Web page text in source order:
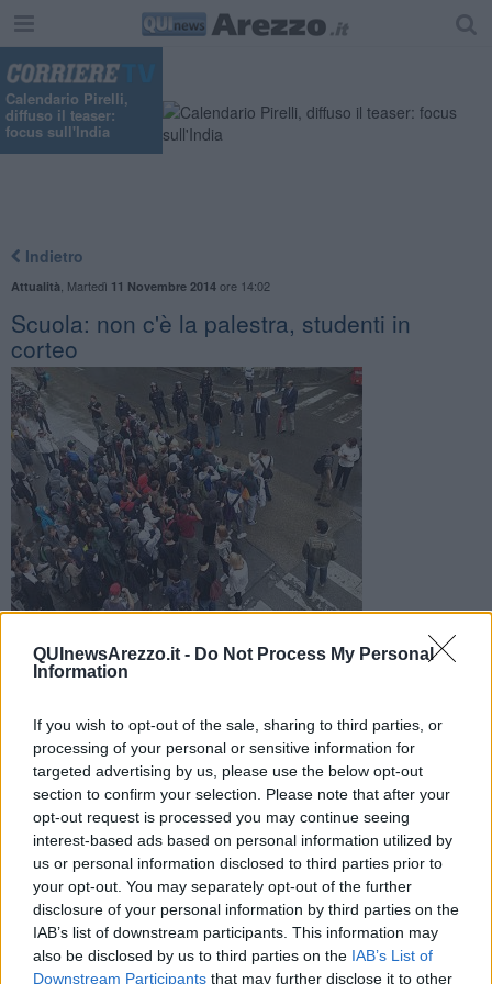
QUInewsArezzo.it - Do Not Process My Personal
Information
If you wish to opt-out of the sale, sharing to third parties, or
processing of your personal or sensitive information for
targeted advertising by us, please use the below opt-out
section to confirm your selection. Please note that after your
opt-out request is processed you may continue seeing
interest-based ads based on personal information utilized by
us or personal information disclosed to third parties prior to
your opt-out. You may separately opt-out of the further
disclosure of your personal information by third parties on the
IAB’s list of downstream participants. This information may
also be disclosed by us to third parties on the IAB’s List of
Downstream Participants that may further disclose it to other
Calendario Pirelli,
diffuso il teaser:
focus sull'India
Indietro
Attualità Martedì 11 Novembre 2014ore 14:02
Scuola: non c'è la palestra, studenti in
corteo
Manca un posto dove fare educazione fisica e gli alunni si
sono riuniti per sfilare per le vie del centro
AREZZO —Ad organizzare il corteo sono stati gli studenti
Liceo Classico Francesco Petrarcaper farsentire la propria
vocecontro l'amministrazione comunalerea, a loro dire, di non
aver trovato una soluzione definitiva al problema. "Abbiamo provato
a chiedere spiegazioni all'amministrazione comunale nella persona
dell'assessoreFrancesco Romizi- ha spiegato uno dei
rappresentati degli studenti - il quale perònon ha saputo dare
risposte in tempi utili, nonostante la presentazione diuna